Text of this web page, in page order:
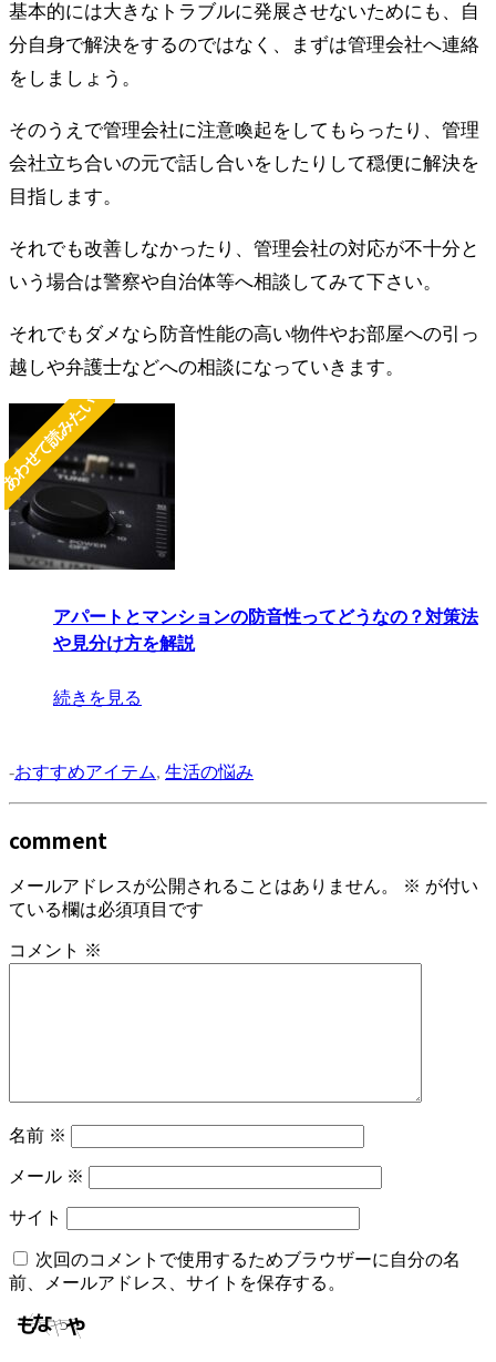
基本的には大きなトラブルに発展させないためにも、自
分自身で解決をするのではなく、まずは管理会社へ連絡
をしましょう。
そのうえで管理会社に注意喚起をしてもらったり、管理
会社立ち合いの元で話し合いをしたりして穏便に解決を
目指します。
それでも改善しなかったり、管理会社の対応が不十分と
いう場合は警察や自治体等へ相談してみて下さい。
それでもダメなら防音性能の高い物件やお部屋への引っ
越しや弁護士などへの相談になっていきます。
せて読みたい
アパートとマンションの防音性ってどうなの？対策法
や見分け方を解説
続きを見る
-おすすめアイテム, 生活の悩み
comment
メールアドレスが公開されることはありません。 ※ が付い
ている欄は必須項目です
コメント ※
名前 ※
メール ※
サイト
次回のコメントで使用するためブラウザーに自分の名
前、メールアドレス、サイトを保存する。